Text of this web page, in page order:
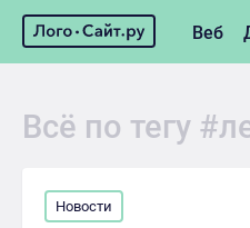
Веб
Всё по тегу
Новости